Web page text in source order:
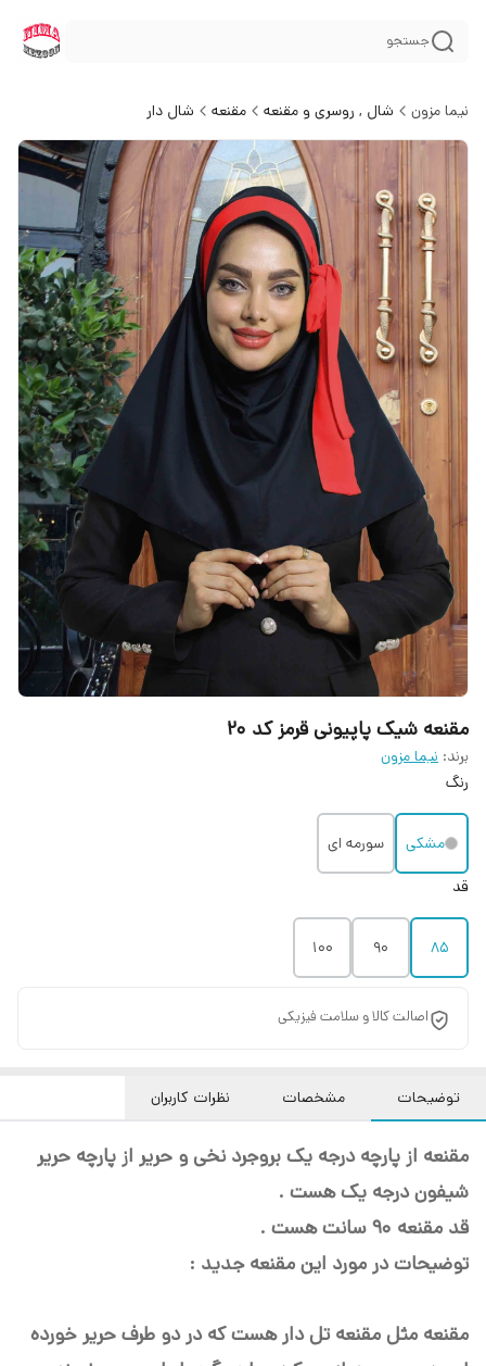
جستجو
نیما مزون شال , روسری و مقنعه مقنعه شال دار
مقنعه شیک پاپیونی قرمز کد ۲۰
برند: نیما مزون
رنگ
مشکی
سورمه ای
قد
85
90
100
اصالت کالا و سلامت فیزیکی
توضیحات مشخصات نظرات کاربران
مقنعه از پارچه درجه یک بروجرد نخی و حریر از پارچه حریر
شیفون درجه یک هست .
قد مقنعه 90 سانت هست .
توضیحات در مورد این مقنعه جدید :
مقنعه مثل مقنعه تل دار هست که در دو طرف حریر خورده